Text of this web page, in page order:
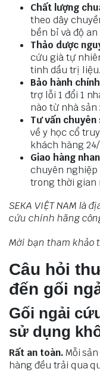
Chất lượng
theo dây
bền bỉ và độ
Thảo dược
cứu già tự
tinh dầu trị liệu.
Bảo hành
trợ lỗi 1 đổi 1
nào từ nhà sản
Tư vấn chuyên
về y học cổ
khách hàng 24/
Giao hàng
chuyên nghiệp
trong thời gian
SEKA VIỆT NAM là
cứu chính hãng
Mời bạn tham khảo
Câu hỏi
đến gối
Gối ngải
sử dụng
Rất an toàn.Mỗi
hàng đều trải qua